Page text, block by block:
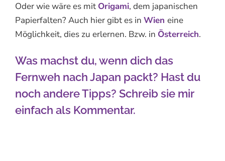
Oder wie wäre es mit Origami, dem japanischen
Papierfalten? Auch hier gibt es in Wien eine
Möglichkeit, dies zu erlernen. Bzw. in Österreich.
Was machst du, wenn dich das
Fernweh nach Japan packt? Hast du
noch andere Tipps? Schreib sie mir
einfach als Kommentar.